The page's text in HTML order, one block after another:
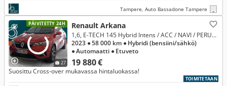
Tampere, Auto Bassadone Tampere
PÄIVITETTY 24H
27
Renault Arkana
19 880 €
1,6, E-TECH 145 Hybrid Intens / ACC / NAVI / PERUUTUSKAMERA / RATINLÄMMITIN /
2023 ● 58 000 km ● Hybridi (bensiini/sähkö)
● Automaatti ● Etuveto
Suosittu Cross-over mukavassa hintaluokassa!
TOIMITETAAN